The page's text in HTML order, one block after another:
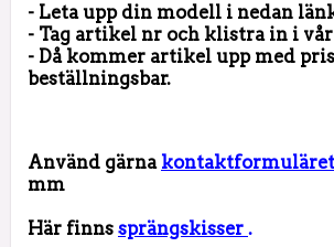
- Leta upp din modell i nedan
- Tag artikel nr och klistra in i
- Då kommer artikel upp med
beställningsbar.
Använd gärna kontaktformuläret
mm
Här finns sprängskisser .